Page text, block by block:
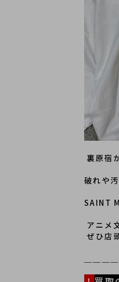
裏原宿
破れや
SAINT
アニメ
ぜひ店